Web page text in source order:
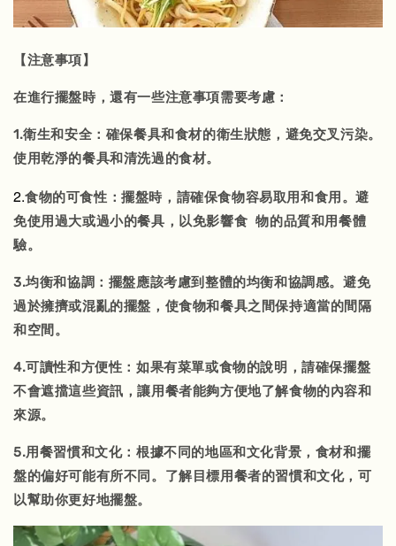
【注意事項】
在進行擺盤時，還有一些注意事項需要考慮：
1.衛生和安全：確保餐具和食材的衛生狀態，避免交叉污染。
使用乾淨的餐具和清洗過的食材。
2.食物的可食性：擺盤時，請確保食物容易取用和食用。避
免使用過大或過小的餐具，以免影響食 物的品質和用餐體
驗。
3.均衡和協調：擺盤應該考慮到整體的均衡和協調感。避免
過於擁擠或混亂的擺盤，使食物和餐具之間保持適當的間隔
和空間。
4.可讀性和方便性：如果有菜單或食物的說明，請確保擺盤
不會遮擋這些資訊，讓用餐者能夠方便地了解食物的內容和
來源。
5.用餐習慣和文化：根據不同的地區和文化背景，食材和擺
盤的偏好可能有所不同。了解目標用餐者的習慣和文化，可
以幫助你更好地擺盤。